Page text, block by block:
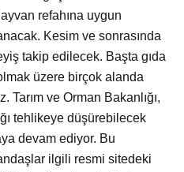
refahına uygun
Kesim ve sonrasında
takip edilecek. Başta gıda
üzere birçok alanda
Tarım ve Orman Bakanlığı,
tehlikeye düşürebilecek
devam ediyor. Bu
ilgili resmi sitedeki